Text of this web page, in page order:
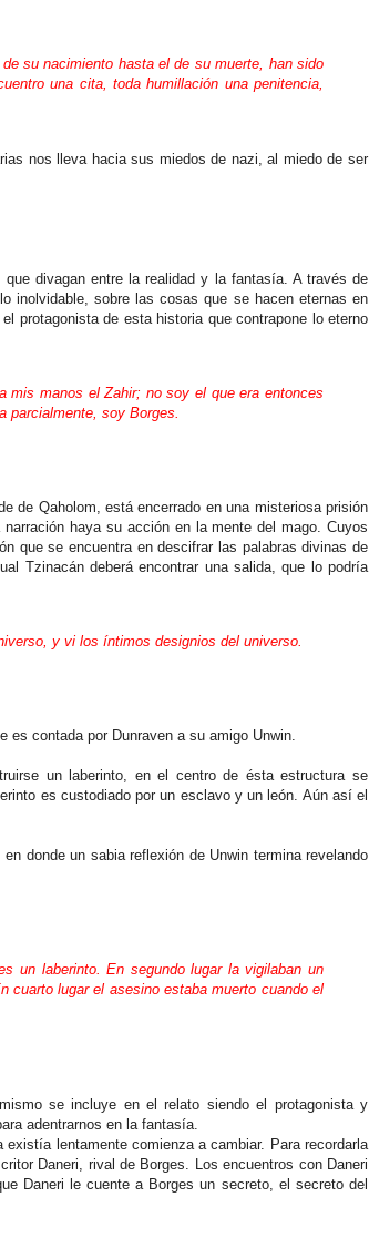
su nacimiento hasta el de su muerte, han sido
una cita, toda humillación una penitencia,
nos lleva hacia sus miedos de nazi, al miedo de ser
divagan entre la realidad y la fantasía. A través de
inolvidable, sobre las cosas que se hacen eternas en
protagonista de esta historia que contrapone lo eterno
mis manos el Zahir; no soy el que era entonces
parcialmente, soy Borges.
de Qaholom, está encerrado en una misteriosa prisión
haya su acción en la mente del mago. Cuyos
que se encuentra en descifrar las palabras divinas de
Tzinacán deberá encontrar una salida, que lo podría
y vi los íntimos designios del universo.
contada por Dunraven a su amigo Unwin.
un laberinto, en el centro de ésta estructura se
es custodiado por un esclavo y un león. Aún así el
donde un sabia reflexión de Unwin termina revelando
un laberinto. En segundo lugar la vigilaban un
cuarto lugar el asesino estaba muerto cuando el
se incluye en el relato siendo el protagonista y
adentrarnos en la fantasía.
lentamente comienza a cambiar. Para recordarla
Daneri, rival de Borges. Los encuentros con Daneri
Daneri le cuente a Borges un secreto, el secreto del